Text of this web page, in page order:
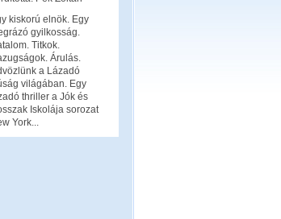
kiskorú elnök. Egy
gyilkosság.
Titkok.
Árulás.
a Lázadó
világában. Egy
thriller a Jók és
Iskolája sorozat
York...